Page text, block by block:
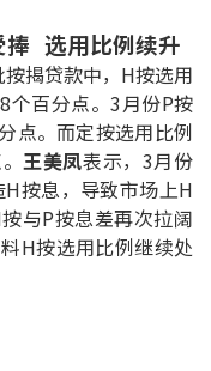
捧 选用比例续升
揭贷款中，H按选用
个百分点。3月份P按
点。而定按选用比例
王美凤表示，3月份
按息，导致市场上H
与P按息差再次拉阔
H按选用比例继续处